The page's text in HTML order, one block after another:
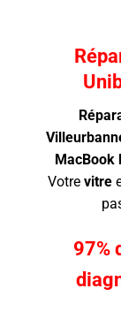
MacBook
Votre vitre
97%